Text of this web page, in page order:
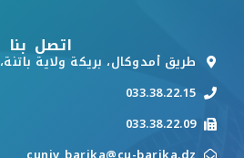
اتصل بنا
طريق أمدوكال، بريكة ولاية باتنة، 05001، الجزائر
033.38.22.15
033.38.22.09